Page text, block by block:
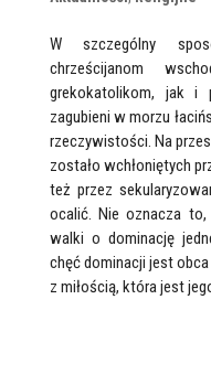
W szczególny
chrześcijanom
grekokatolikom, jak i
zagubieni w morzu
rzeczywistości. Na
zostało wchłoniętych
też przez
ocalić. Nie oznacza
walki o dominację
chęć dominacji jest
z miłością, która jest